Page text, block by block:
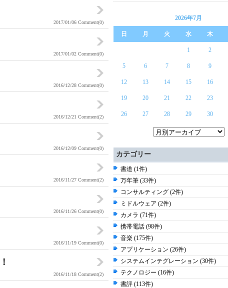
2017/01/06 Comment(0)
2017/01/02 Comment(0)
2016/12/28 Comment(0)
2016/12/21 Comment(2)
2016/12/09 Comment(0)
2016/11/27 Comment(2)
2016/11/26 Comment(0)
2016/11/19 Comment(0)
2016/11/18 Comment(2)
2026年7月
日 月 火 水 木
1 2
5 6 7 8 9
12 13 14 15 16
19 20 21 22 23
26 27 28 29 30
カテゴリー
書道 (1件)
万年筆 (33件)
コンサルティング (2件)
ミドルウェア (2件)
カメラ (71件)
携帯電話 (98件)
音楽 (175件)
アプリケーション (26件)
システムインテグレーション (30件)
テクノロジー (16件)
書評 (113件)